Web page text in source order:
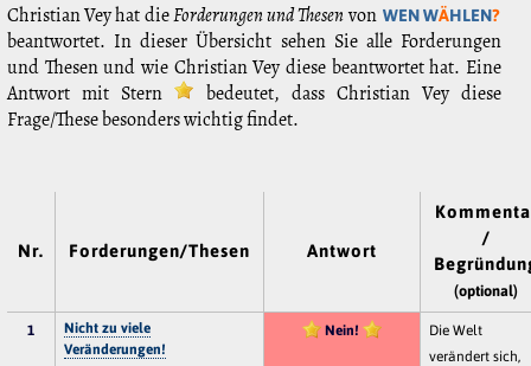
Christian Vey hat dieForderungen und Thesenvon WEN WÄHLEN?
beantwortet. In dieser Übersicht sehen Sie alle Forderungen
und Thesen und wie Christian Vey diese beantwortet hat. Eine
Antwort mit Stern
bedeutet, dass Christian Vey diese
Frage/These besonders wichtig findet.
Nr. Forderungen/Thesen Antwort
/
(optional)
1
Nicht zu viele
Veränderungen!
Nein!
Die Welt
verändert sich,